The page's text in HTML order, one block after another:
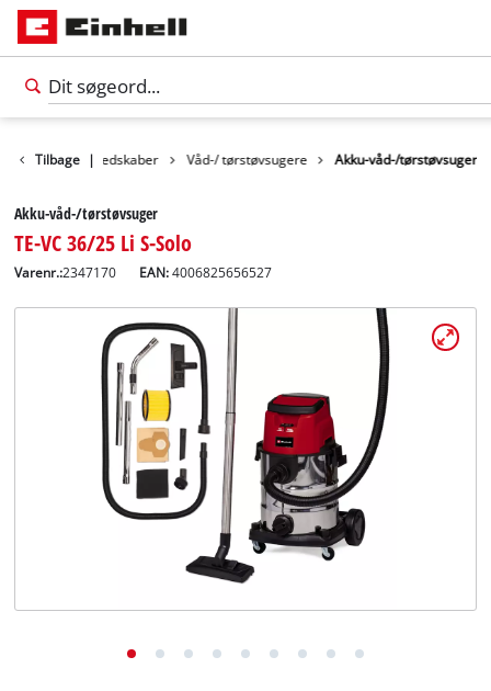
Tilbage |
Rengøringsredskaber Våd-/ tørstøvsugere Akku-våd-/tørstøvsuger
Akku-våd-/tørstøvsuger
TE-VC 36/25 Li S-Solo
Varenr.:2347170 EAN:4006825656527